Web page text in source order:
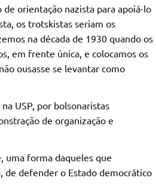
orientação nazista para apoiá-lo
os trotskistas seriam os
na década de 1930 quando os
em frente única, e colocamos os
ousasse se levantar como
USP, por bolsonaristas
de organização e
uma forma daqueles que
de defender o Estado democrático